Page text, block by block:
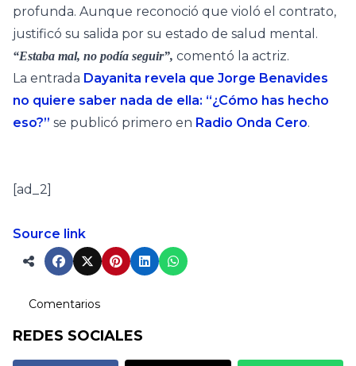
profunda. Aunque reconoció que violó el contrato,
justificó su salida por su estado de salud mental.
“Estaba mal, no podía seguir”, comentó la actriz.
La entrada Dayanita revela que Jorge Benavides
no quiere saber nada de ella: “¿Cómo has hecho
eso?” se publicó primero en Radio Onda Cero.
[ad_2]
Source link
Comentarios
REDES SOCIALES